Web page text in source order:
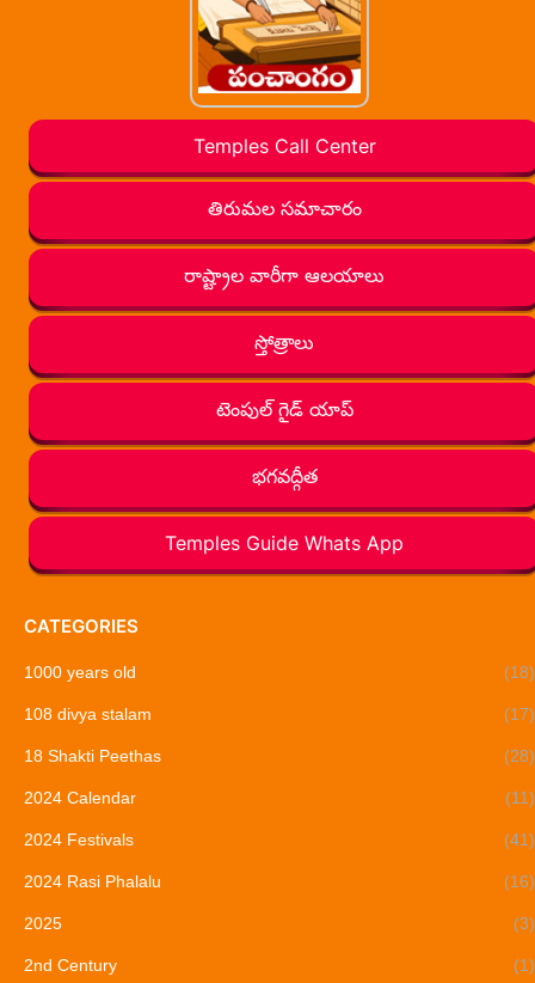
Temples Call Center
తిరుమల సమాచారం
రాష్ట్రాల వారీగా ఆలయాలు
స్తోత్రాలు
టెంపుల్ గైడ్ యాప్
భగవద్గీత
Temples Guide Whats App
CATEGORIES
1000 years old (18)
108 divya stalam (17)
18 Shakti Peethas (28)
2024 Calendar (11)
2024 Festivals (41)
2024 Rasi Phalalu (16)
2025 (3)
2nd Century (1)